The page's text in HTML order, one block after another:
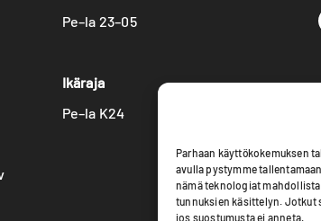
Parhaan käyttökokemuksen
avulla pystymme
nämä teknologiat
tunnuksien käsittelyn. Jotkut
jos suostumusta ei anneta.
Pe–la 23–05
Ikäraja
Pe–la K24